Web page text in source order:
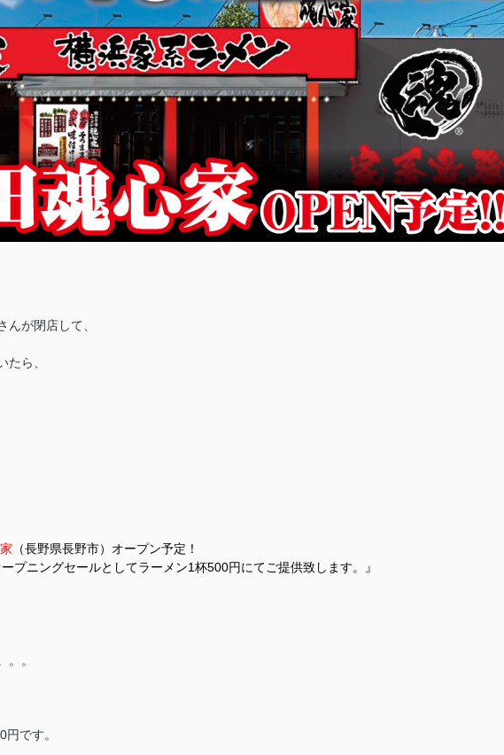
が閉店して、
たら、
（長野県長野市）オープン予定！
プニングセールとしてラーメン1杯500円にてご提供致します。』
。。
です。